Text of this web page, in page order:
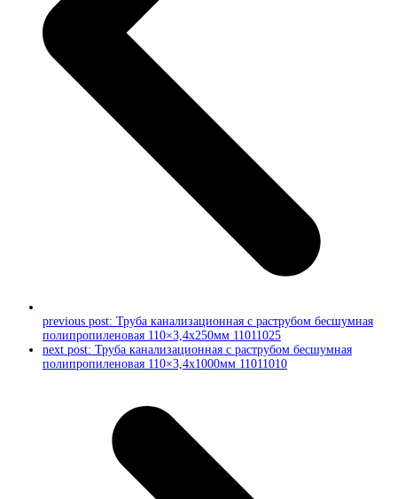
previous post: Труба канализационная с раструбом бесшумная
полипропиленовая 110×3,4х250мм 11011025
next post: Труба канализационная с раструбом бесшумная
полипропиленовая 110×3,4х1000мм 11011010